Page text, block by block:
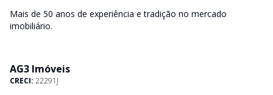
Mais de 50 anos de experiência e tradição no mercado
imobiliário.
AG3 Imóveis
CRECI: 22291J